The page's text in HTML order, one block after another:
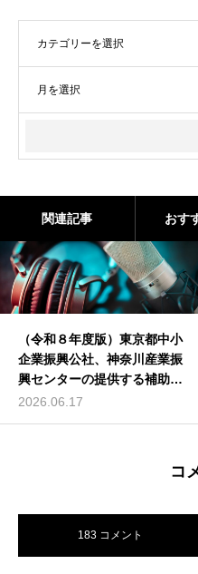
関連記事 おす
（令和８年度版）東京都中小
企業振興公社、神奈川産業振
興センターの提供する補助
金・助成金・奨励金の申請支
2026.06.17
コ
183 コメント